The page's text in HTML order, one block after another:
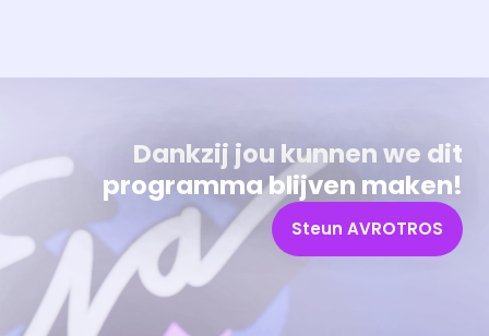
Dankzij jou kunnen we dit
programma blijven maken!
Steun AVROTROS